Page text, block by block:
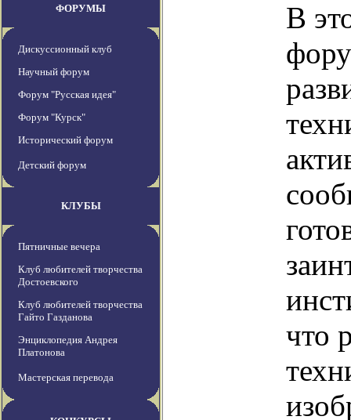
ФОРУМЫ
Дискуссионный клуб
Научный форум
Форум "Русская идея"
Форум "Курск"
Исторический форум
Детский форум
КЛУБЫ
Пятничные вечера
Клуб любителей творчества
Достоевского
Клуб любителей творчества
Гайто Газданова
Энциклопедия Андрея
Платонова
Мастерская перевода
В
что